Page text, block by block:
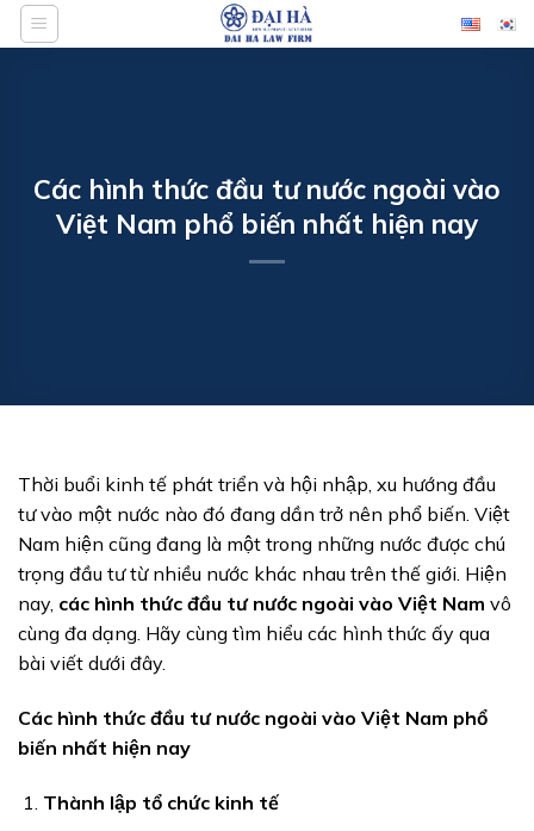
Bỏ
qua
Các hình thức đầu tư nước ngoài vào
Việt Nam phổ biến nhất hiện nay
Thời buổi kinh tế phát triển và hội nhập, xu hướng đầu
tư vào một nước nào đó đang dần trở nên phổ biến. Việt
Nam hiện cũng đang là một trong những nước được chú
trọng đầu tư từ nhiều nước khác nhau trên thế giới. Hiện
nay, các hình thức đầu tư nước ngoài vào Việt Nam vô
cùng đa dạng. Hãy cùng tìm hiểu các hình thức ấy qua
bài viết dưới đây.
Các hình thức đầu tư nước ngoài vào Việt Nam phổ
biến nhất hiện nay
Thành lập tổ chức kinh tế